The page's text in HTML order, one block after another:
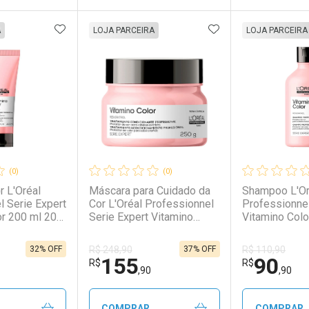
FECHAR
Desconto
FECHAR
Desconto
FECHAR
Laboratório
Ativar Desconto
Comprar sem Desconto
FECHAR
Por Menos
Comprar sem Desconto
Ativar
Comprar
Por
Comprar
(0)
L'Oréal
Serie Expert
200 ml 200
32% OFF
ADICIONAR AOS FAVORITOS
(0)
Máscara para Cuidado da
Cor L'Oréal Professionnel
Serie Expert Vitamino
LOJA PARCEIRA
R$ 248,90
R$155,90
37% OFF
ADICIONAR AOS
Shampoo
Vitamino
LOJA PARCEIRA
R$ 110,90
R$90,90